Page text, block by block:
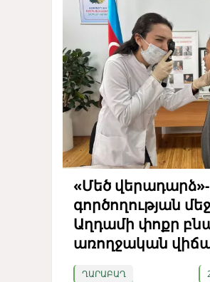
«Մեծ
գործողության
Աղդամի փոքր
առողջական
ՂԱՐԱԲԱՂ